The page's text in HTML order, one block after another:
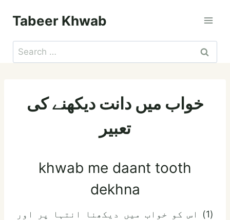
Tabeer Khwab
Search
for:
خواب میں دانت دیکھنے کی
تعبیر
khwab me daant tooth
dekhna
(1) اس کو خواب میں دیکھنا انتہا پر اور